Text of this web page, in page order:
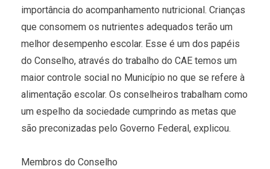
importância do acompanhamento nutricional. Crianças
que consomem os nutrientes adequados terão um
melhor desempenho escolar. Esse é um dos papéis
do Conselho, através do trabalho do CAE temos um
maior controle social no Município no que se refere à
alimentação escolar. Os conselheiros trabalham como
um espelho da sociedade cumprindo as metas que
são preconizadas pelo Governo Federal, explicou.
Membros do Conselho